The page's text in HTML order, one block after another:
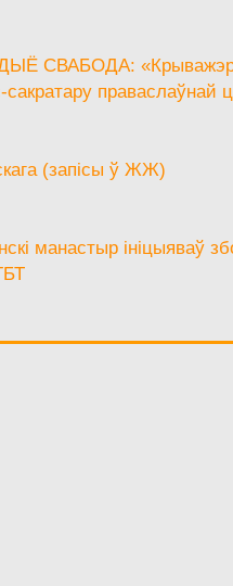
СВАБОДА:
сакратару праваслаўнай
(запісы ў ЖЖ)
манастыр ініцыяваў